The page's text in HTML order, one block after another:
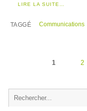
LIRE LA SUITE…
TAGGÉ Communications
1 2